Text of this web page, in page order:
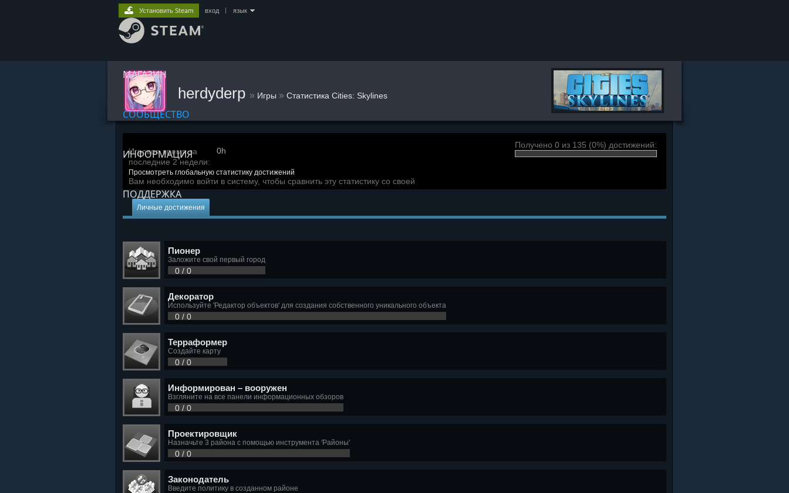
МАГАЗИН
СООБЩЕСТВО
ИНФОРМАЦИЯ
ПОДДЕРЖКА
Установить Steam вход язык
herdyderp » Игры » Статистика Cities: Skylines
Игровое время за
последние 2 недели:
0h
Просмотреть глобальную статистику достижений
Вам необходимо войти в систему, чтобы сравнить эту статистику со своей
Получено 0 из 135 (0%) достижений:
Личные достижения
Пионер
Заложите свой первый город
0 / 0
Декоратор
Используйте 'Редактор объектов' для создания собственного уникального объекта
0 / 0
Терраформер
Создайте карту
0 / 0
Информирован – вооружен
Взгляните на все панели информационных обзоров
0 / 0
Проектировщик
Назначьте 3 района с помощью инструмента 'Районы'
0 / 0
Законодатель
Введите политику в созданном районе